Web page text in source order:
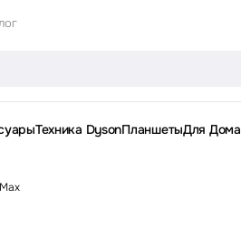
Техника DysonПланшетыДля Дома